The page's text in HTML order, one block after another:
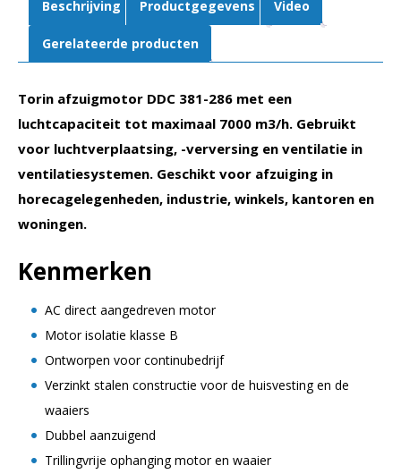
Beschrijving Productgegevens Video
Gerelateerde producten
Torin afzuigmotor DDC 381-286 met een
luchtcapaciteit tot maximaal 7000 m3/h. Gebruikt
voor luchtverplaatsing, -verversing en ventilatie in
ventilatiesystemen. Geschikt voor afzuiging in
horecagelegenheden, industrie, winkels, kantoren en
woningen.
Kenmerken
AC direct aangedreven motor
Motor isolatie klasse B
Ontworpen voor continubedrijf
Verzinkt stalen constructie voor de huisvesting en de
waaiers
Dubbel aanzuigend
Trillingvrije ophanging motor en waaier